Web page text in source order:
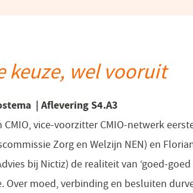
keuze, wel vooruit
| Aflevering S4.A3
vice-voorzitter CMIO-netwerk
Zorg en Welzijn NEN) en
bij Nictiz) de realiteit van ‘goed-goed
Over moed, verbinding en besluiten